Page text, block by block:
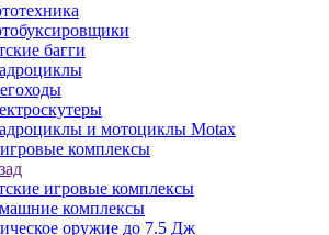
багги
и мотоциклы Motax
комплексы
игровые комплексы
комплексы
оружие до 7.5 Дж